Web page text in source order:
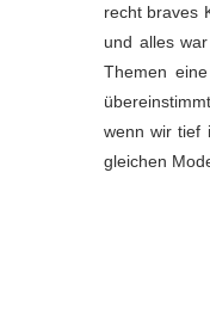
recht braves
und alles
Themen
wenn wir tief
gleichen